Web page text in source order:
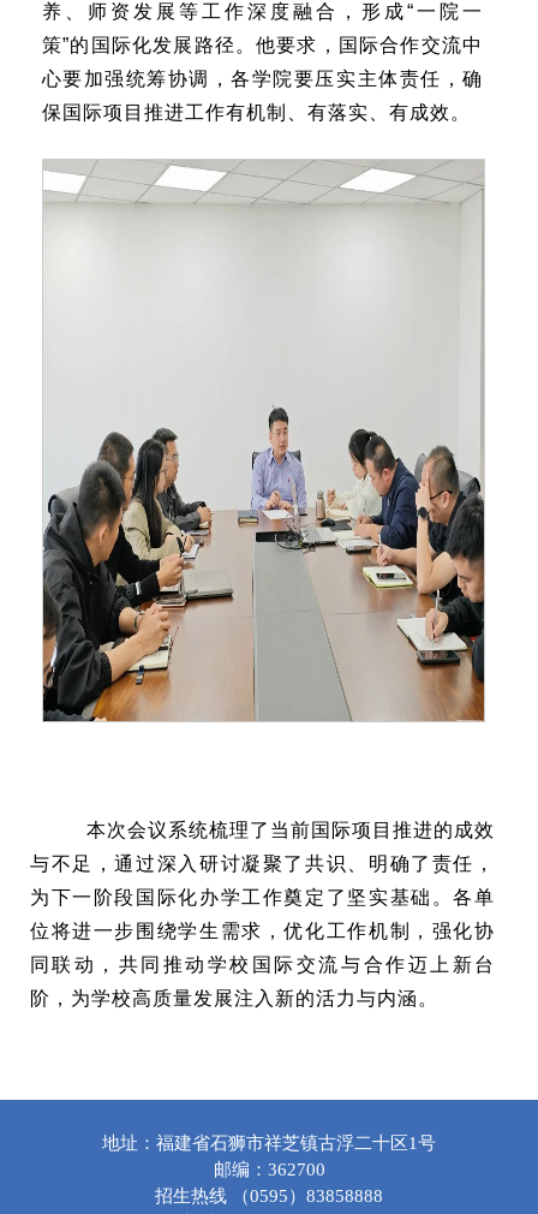
养、师资发展等工作深度融合，形成“一院一
策”的国际化发展路径。他要求，国际合作交流中
心要加强统筹协调，各学院要压实主体责任，确
保国际项目推进工作有机制、有落实、有成效。
本次会议系统梳理了当前国际项目推进的成效
与不足，通过深入研讨凝聚了共识、明确了责任，
为下一阶段国际化办学工作奠定了坚实基础。各单
位将进一步围绕学生需求，优化工作机制，强化协
同联动，共同推动学校国际交流与合作迈上新台
阶，为学校高质量发展注入新的活力与内涵。
地址：福建省石狮市祥芝镇古浮二十区1号
邮编：362700
招生热线 （0595）83858888